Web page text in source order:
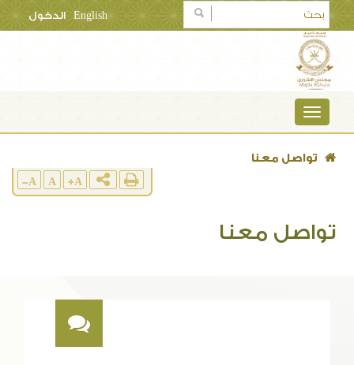
الدخول English
TOGGLE
NAVIGATION
تواصل معنا
A+
A
A-
تواصل معنا